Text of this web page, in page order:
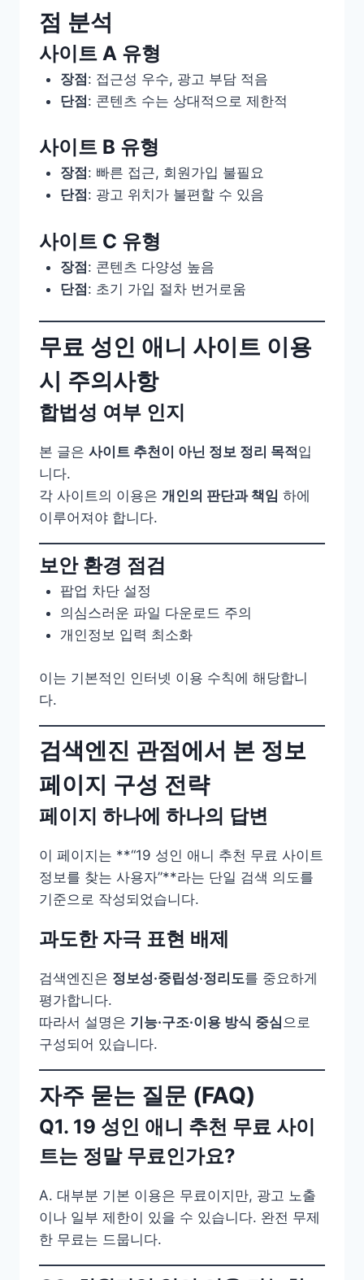
점 분석
사이트 A 유형
장점: 접근성 우수, 광고 부담 적음
단점: 콘텐츠 수는 상대적으로 제한적
사이트 B 유형
장점 : 빠른 접근, 회원가입 불필요
단점 : 광고 위치가 불편할 수 있음
사이트 C 유형
장점: 콘텐츠 다양성 높음
단점: 초기 가입 절차 번거로움
무료 성인 애니 사이트 이용
시 주의사항
합법성 여부 인지
본 글은 사이트 추천이 아닌 정보 정리 목적입
니다.
각 사이트의 이용은 개인의 판단과 책임 하에
이루어져야 합니다.
보안 환경 점검
팝업 차단 설정
의심스러운 파일 다운로드 주의
개인정보 입력 최소화
이는 기본적인 인터넷 이용 수칙에 해당합니
다.
검색엔진 관점에서 본 정보
페이지 구성 전략
페이지 하나에 하나의 답변
이 페이지는 **“19 성인 애니 추천 무료 사이트
정보를 찾는 사용자”**라는 단일 검색 의도를
기준으로 작성되었습니다.
과도한 자극 표현 배제
검색엔진은 정보성·중립성·정리도를 중요하게
평가합니다.
따라서 설명은 기능·구조·이용 방식 중심으로
구성되어 있습니다.
자주 묻는 질문 (FAQ)
Q1. 19 성인 애니 추천 무료 사이
트는 정말 무료인가요?
A. 대부분 기본 이용은 무료이지만, 광고 노출
이나 일부 제한이 있을 수 있습니다. 완전 무제
한 무료는 드뭅니다.